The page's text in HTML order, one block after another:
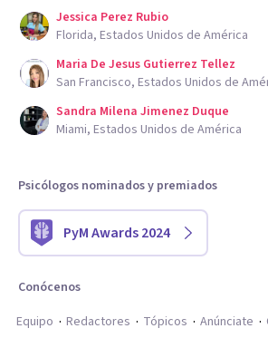
Jessica Perez Rubio
Florida, Estados Unidos de América
Maria De Jesus Gutierrez Tellez
San Francisco, Estados Unidos de
Sandra Milena Jimenez Duque
Miami, Estados Unidos de América
Psicólogos nominados y premiados
PyM Awards 2024
Conócenos
Equipo
Redactores Tópicos Anúnciate